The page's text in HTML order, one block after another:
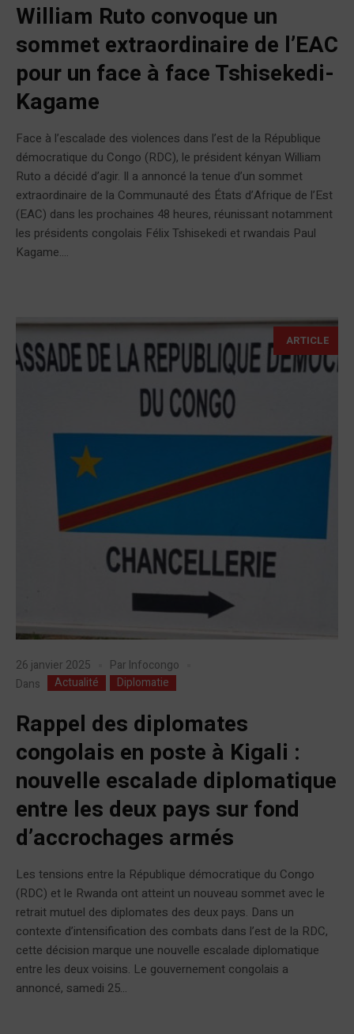
William Ruto convoque un
sommet extraordinaire de l’EAC
pour un face à face Tshisekedi-
Kagame
Face à l’escalade des violences dans l’est de la République
démocratique du Congo (RDC), le président kényan William
Ruto a décidé d’agir. Il a annoncé la tenue d’un sommet
extraordinaire de la Communauté des États d’Afrique de l’Est
(EAC) dans les prochaines 48 heures, réunissant notamment
les présidents congolais Félix Tshisekedi et rwandais Paul
Kagame....
ARTICLE
26 janvier 2025 Par Infocongo
Dans
Actualité Diplomatie
Rappel des diplomates
congolais en poste à Kigali :
nouvelle escalade diplomatique
entre les deux pays sur fond
d’accrochages armés
Les tensions entre la République démocratique du Congo
(RDC) et le Rwanda ont atteint un nouveau sommet avec le
retrait mutuel des diplomates des deux pays. Dans un
contexte d’intensification des combats dans l’est de la RDC,
cette décision marque une nouvelle escalade diplomatique
entre les deux voisins. Le gouvernement congolais a
annoncé, samedi 25...